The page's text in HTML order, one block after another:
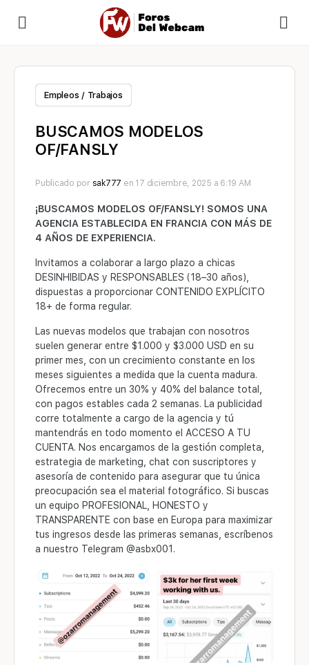
Empleos / Trabajos
BUSCAMOS MODELOS
OF/FANSLY
Publicado por sak777 en 17 diciembre, 2025 a 6:19 AM
¡BUSCAMOS MODELOS OF/FANSLY! SOMOS UNA
AGENCIA ESTABLECIDA EN FRANCIA CON MÁS DE
4 AÑOS DE EXPERIENCIA.
Invitamos a colaborar a largo plazo a chicas
DESINHIBIDAS y RESPONSABLES (18–30 años),
dispuestas a proporcionar CONTENIDO EXPLÍCITO
18+ de forma regular.
Las nuevas modelos que trabajan con nosotros
suelen generar entre $1.000 y $3.000 USD en su
primer mes , con un crecimiento constante en los
meses siguientes a medida que la cuenta madura.
Ofrecemos entre un 30% y 40% del balance total,
con pagos estables cada 2 semanas. La publicidad
corre totalmente a cargo de la agencia y tú
mantendrás en todo momento el ACCESO A TU
CUENTA. Nos encargamos de la gestión completa,
estrategia de marketing, chat con suscriptores y
asesoría de contenido para asegurar que tu única
preocupación sea el material fotográfico. Si buscas
un equipo PROFESIONAL, HONESTO y
TRANSPARENTE con base en Europa para maximizar
tus ingresos desde las primeras semanas, escríbenos
a nuestro Telegram @asbx001 .